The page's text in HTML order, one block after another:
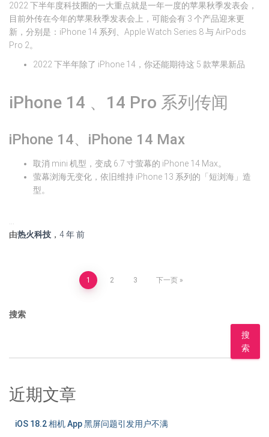
2022 下半年度科技圈的一大重点就是一年一度的苹果秋季发表会，
目前外传在今年的苹果秋季发表会上，可能会有 3 个产品迎来更
新，分别是：iPhone 14 系列、Apple Watch Series 8 与 AirPods
Pro 2。
2022 下半年除了 iPhone 14，你还能期待这 5 款苹果新品
iPhone 14 、14 Pro 系列传闻
iPhone 14、iPhone 14 Max
取消 mini 机型，变成 6.7 寸萤幕的 iPhone 14 Max。
萤幕浏海无变化，依旧维持 iPhone 13 系列的「短浏海」造
型。
由热火科技 ， 4 年前
章
1 2 3 下一页
搜索
搜
索
近期文章
iOS 18.2 相机 App 黑屏问题引发用户不满